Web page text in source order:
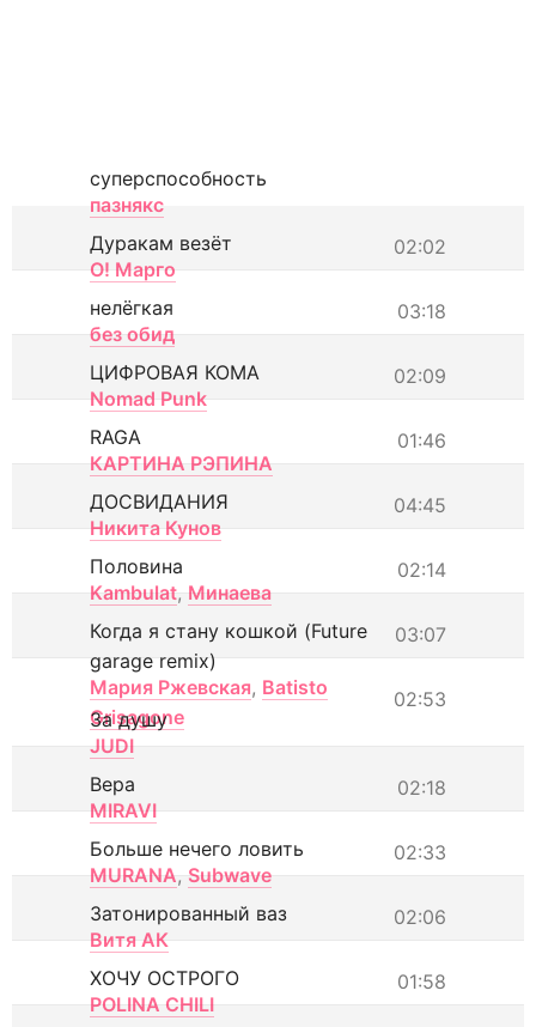
суперспособность
пазнякс
02:02
Дуракам везёт
О! Марго
03:18
нелёгкая
без обид
02:09
ЦИФРОВАЯ КОМА
Nomad Punk
01:46
RAGA
КАРТИНА РЭПИНА
04:45
ДОСВИДАНИЯ
Никита Кунов
02:14
Половина
Kambulat, Минаева
03:07
Когда я стану кошкой (Future
garage remix)
Мария Ржевская, Batisto
Grisagone
02:53
За душу
JUDI
02:18
Вера
MIRAVI
02:33
Больше нечего ловить
MURANA, Subwave
02:06
Затонированный ваз
Витя АК
01:58
ХОЧУ ОСТРОГО
POLINA CHILI